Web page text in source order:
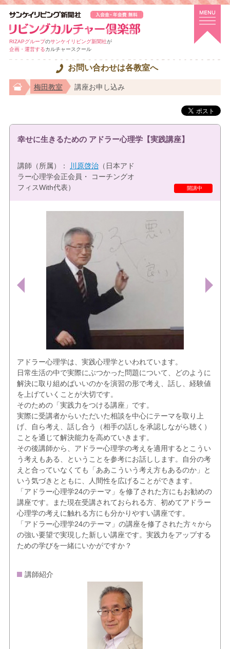
RIZAPグループのサンケイリビング新聞社が
企画・運営するカルチャースクール
お問い合わせは各教室へ
梅田教室 講座お申し込み
特選講座
開講中
幸せに生きるための アドラー心理学【実践講座】
講師（所属）： 川原啓治（日本アド
ラー心理学会正会員・ コーチングオ
フィスWith代表）
アドラー心理学は、実践心理学といわれています。
日常生活の中で実際にぶつかった問題について、どのように
解決に取り組めばいいのかを演習の形で考え、話し、経験値
を上げていくことが大切です。
そのための「実践力をつける講座」です。
実際に受講者からいただいた相談を中心にテーマを取り上
げ、自ら考え、話し合う（相手の話しを承認しながら聴く）
ことを通じて解決能力を高めていきます。
その後講師から、アドラー心理学の考えを適用するとこうい
う考えもある、ということを参考にお話しします。自分の考
えと合っていなくても「ああこういう考え方もあるのか」と
いう気づきとともに、人間性を広げることができます。
「アドラー心理学24のテーマ」を修了された方にもお勧めの
講座です。また現在受講されておられる方、初めてアドラー
心理学の考えに触れる方にも分かりやすい講座です。
「アドラー心理学24のテーマ」の講座を修了された方々から
の強い要望で実現した新しい講座です。実践力をアップする
ための学びを一緒にいかがですか？
講師紹介